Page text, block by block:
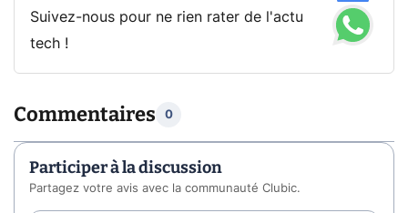
Suivez-nous pour ne rien rater de l'actu
tech !
Commentaires 0
Participer à la discussion
Partagez votre avis avec la communauté Clubic.